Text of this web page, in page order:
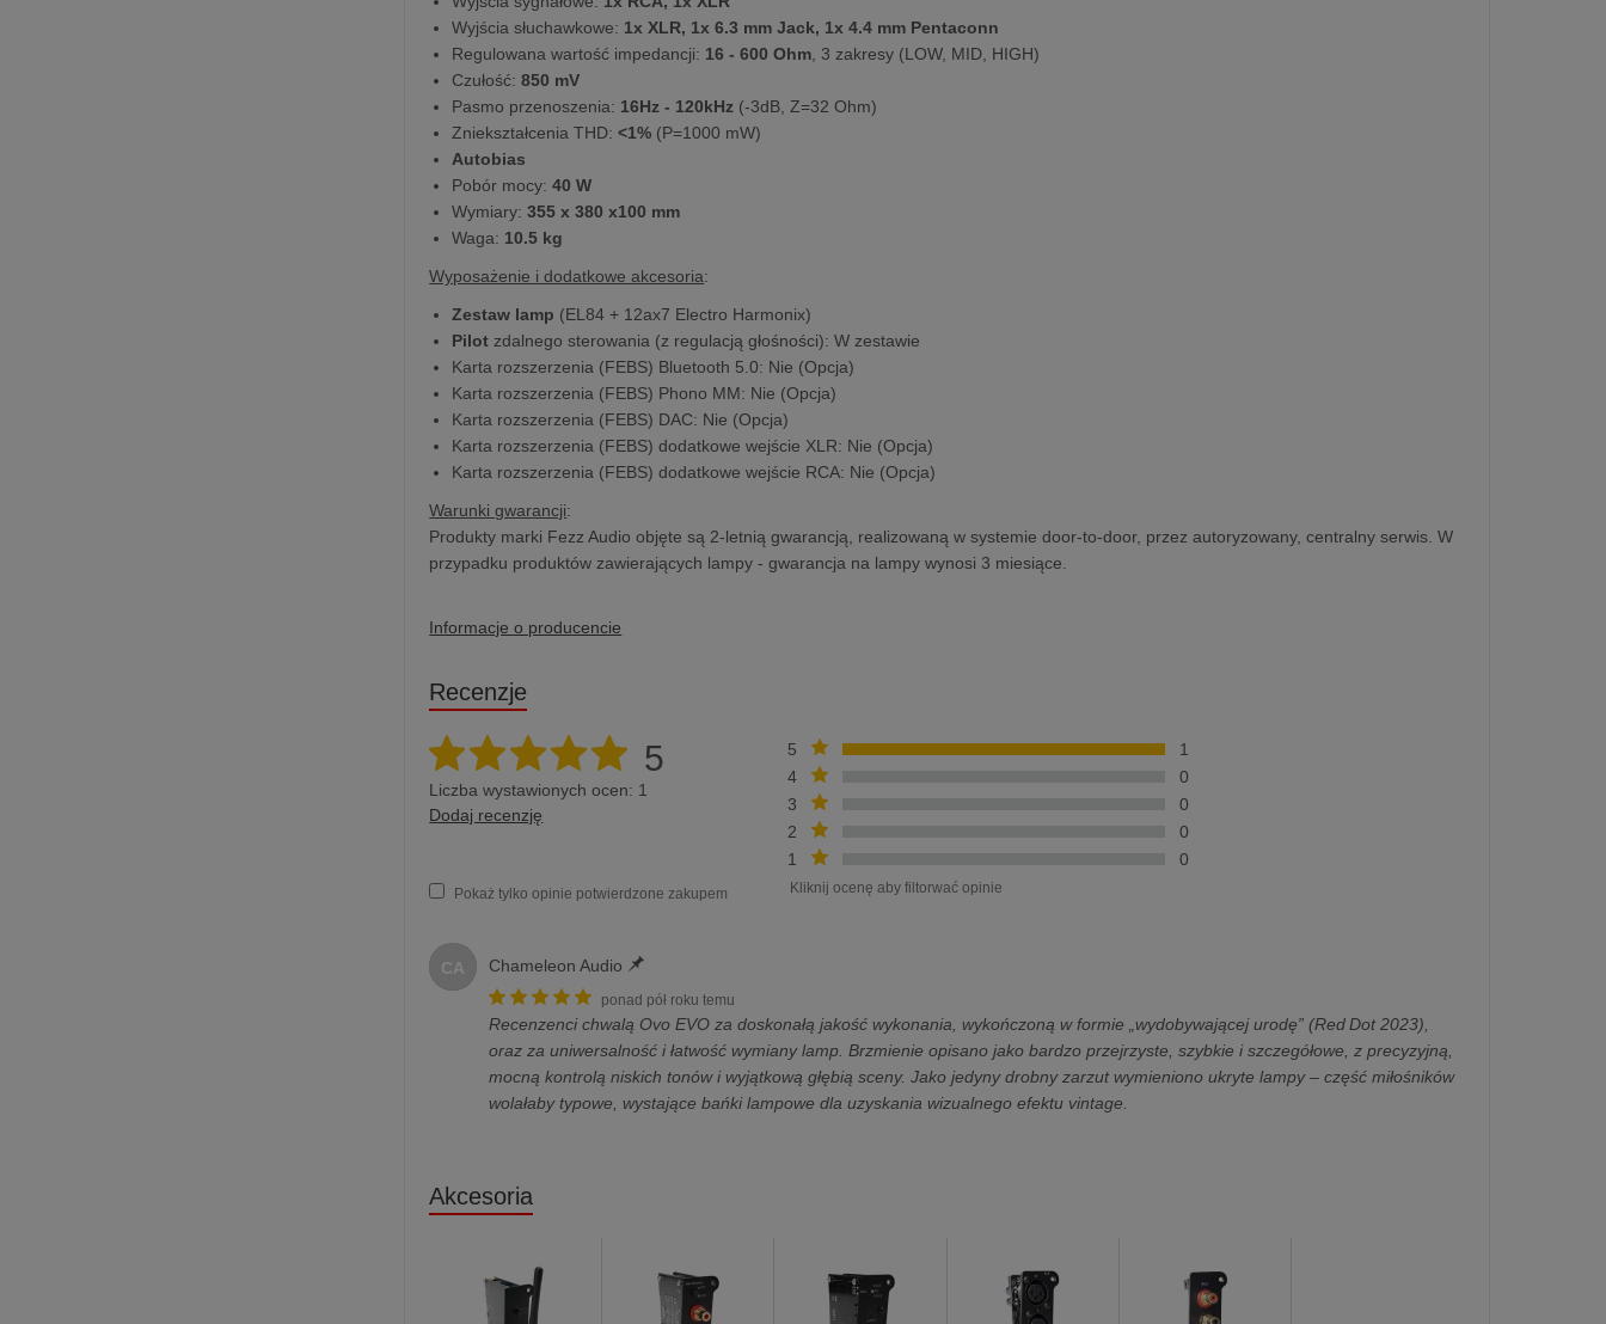
Wyjścia słuchawkowe: 1x XLR, 1x 6.3 mm Jack, 1x 4.4 mm Pentaconn
Regulowana wartość impedancji: 16 - 600 Ohm , 3 zakresy (LOW, MID, HIGH)
Czułość:850 mV
Pasmo przenoszenia: 16Hz - 120kHz (-3dB, Z=32 Ohm)
Zniekształcenia THD: <1% (P=1000 mW)
Autobias
Pobór mocy: 40 W
Wymiary: 355 x 380 x100 mm
Waga: 10.5 kg
Wyposażenie i dodatkowe akcesoria:
Zestaw lamp (EL84 + 12ax7 Electro Harmonix)
Pilot zdalnego sterowania (z regulacją głośności): W zestawie
Karta rozszerzenia (FEBS) Bluetooth 5.0: Nie (Opcja)
Karta rozszerzenia (FEBS) Phono MM: Nie (Opcja)
Karta rozszerzenia (FEBS) DAC: Nie (Opcja)
Karta rozszerzenia (FEBS) dodatkowe wejście XLR: Nie (Opcja)
Karta rozszerzenia (FEBS) dodatkowe wejście RCA: Nie (Opcja)
Warunki gwarancji:
Produkty marki Fezz Audio objęte są 2-letnią gwarancją, realizowaną w systemie door-to-door, przez autoryzowany, centralny serwis. W
przypadku produktów zawierających lampy - gwarancja na lampy wynosi 3 miesiące.
Informacje o producencie
Recenzje
5
Liczba wystawionych ocen: 1
Dodaj recenzję
Pokaż tylko opinie potwierdzone zakupem
5
1
4
0
3
0
2
0
1
0
Kliknij ocenę aby filtorwać opinie
CA Chameleon Audio
ponad pół roku temu
Recenzenci chwalą Ovo EVO za doskonałą jakość wykonania, wykończoną w formie „wydobywającej urodę” (Red Dot 2023),
oraz za uniwersalność i łatwość wymiany lamp. Brzmienie opisano jako bardzo przejrzyste, szybkie i szczegółowe, z precyzyjną,
mocną kontrolą niskich tonów i wyjątkową głębią sceny. Jako jedyny drobny zarzut wymieniono ukryte lampy – część miłośników
wolałaby typowe, wystające bańki lampowe dla uzyskania wizualnego efektu vintage.
Akcesoria